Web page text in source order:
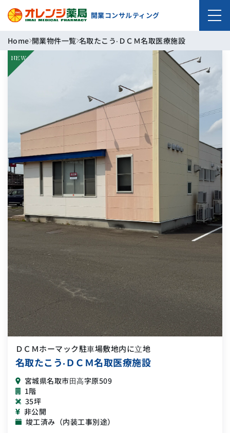
開業コンサルティング
Home 開業物件一覧 名取たこう‧ＤＣＭ名取医療施設
NEW
ＤＣＭホーマック駐⾞場敷地内に⽴地
名取たこう‧ＤＣＭ名取医療施設
宮城県名取市⽥⾼字原509
1階
35坪
非公開
竣工済み（内装工事別途）